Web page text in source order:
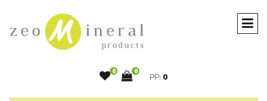
0 0 PP:0